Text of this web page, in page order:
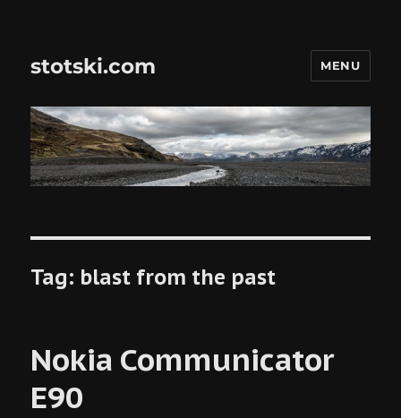
stotski.com MENU
Tag: blast from the past
Nokia Communicator
E90